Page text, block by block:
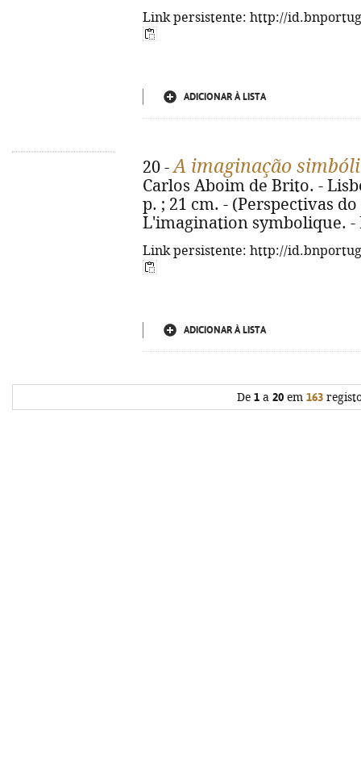
Link persistente: http://
ADICIONAR À LISTA
20 -A imaginação
Carlos Aboim de Brito. -
p. ; 21 cm. - (Perspectivas
L'imagination symbolique. -
Link persistente: http://
ADICIONAR À LISTA
De 1 a 20 em 163